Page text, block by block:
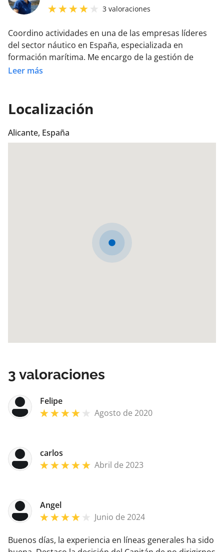
Apartado 4. Guardia efectiva de navegación.
Apartado 5. Navegación.
3 valoraciones
Coordino actividades en una de las empresas líderes
del sector náutico en España, especializada en
formación marítima. Me encargo de la gestión de
cursos prácticos para la obtención de licencias y
Leer más
Localización
Alicante, España
3 valoraciones
Felipe
Agosto de 2020
carlos
Abril de 2023
Angel
Junio de 2024
Buenos días, la experiencia en líneas generales ha sido